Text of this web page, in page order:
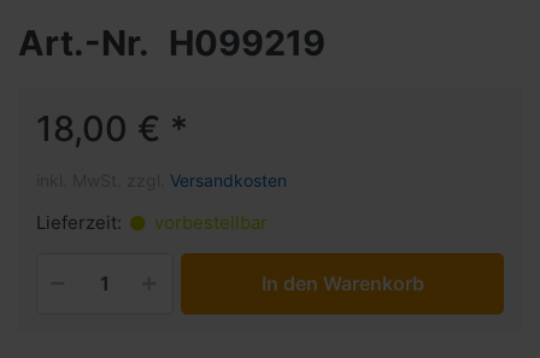
Art.-Nr. H099219
18,00 € *
Versandkosten
Lieferzeit: vorbestellbar
In den Warenkorb